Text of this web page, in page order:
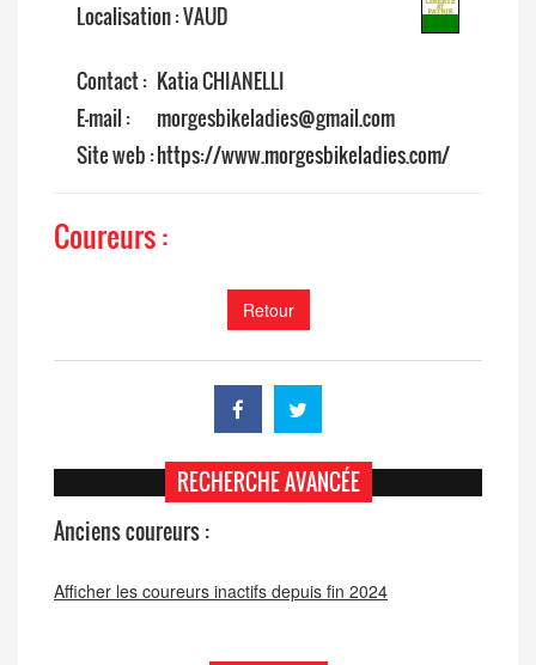
Localisation : VAUD
Contact : Katia CHIANELLI
E-mail :
morgesbikeladies@gmail.com
Site web :https://www.morgesbikeladies.com/
Coureurs :
Retour
RECHERCHE AVANCÉE
Anciens coureurs :
Afficher les coureurs inactifs depuis fin 2024